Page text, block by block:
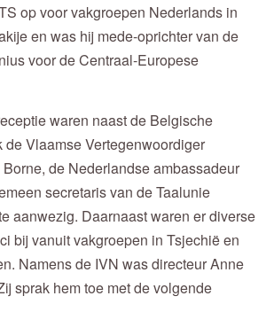
op voor vakgroepen Nederlands in
en was hij mede-oprichter van de
voor de Centraal-Europese
waren naast de Belgische
de Vlaamse Vertegenwoordiger
de Nederlandse ambassadeur
secretaris van de Taalunie
aanwezig. Daarnaast waren er diverse
bij vanuit vakgroepen in Tsjechië en
Namens de IVN was directeur Anne
sprak hem toe met de volgende